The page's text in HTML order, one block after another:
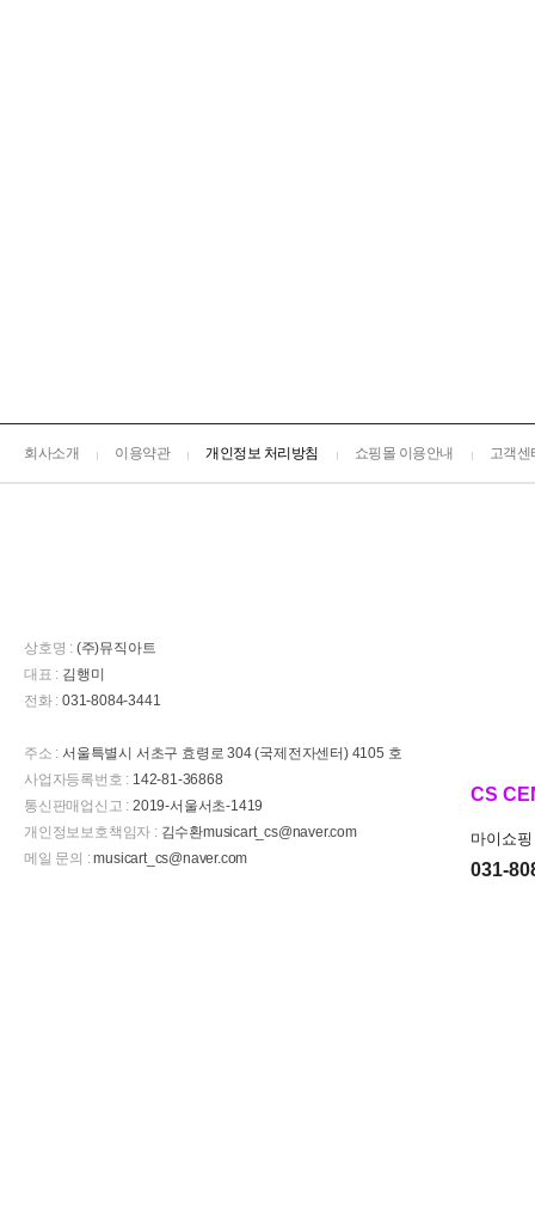
회사소개 이용약관 개인정보 처리방침 쇼핑몰 이용안내 고객센
상호명 : (주)뮤직아트
대표 : 김행미
전화 : 031-8084-3441
주소 : 서울특별시 서초구 효령로 304 (국제전자센터) 4105 호
사업자등록번호 : 142-81-36868
통신판매업신고 :2019-서울서초-1419
개인정보보호책임자 :김수환musicart_cs@naver.com
메일 문의 :musicart_cs@naver.com
CS
마이쇼
031-